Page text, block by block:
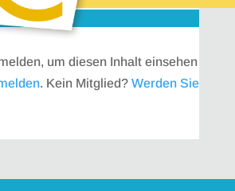
um diesen Inhalt einsehen
. Kein Mitglied? Werden Sie